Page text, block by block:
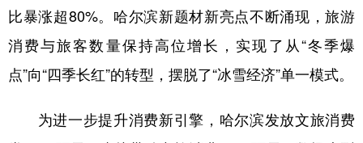
比暴涨超80%。哈尔滨新题材新亮点不断涌现，旅游
消费与旅客数量保持高位增长，实现了从“冬季爆
点”向“四季长红”的转型，摆脱了“冰雪经济”单一模式。
为进一步提升消费新引擎，哈尔滨发放文旅消费